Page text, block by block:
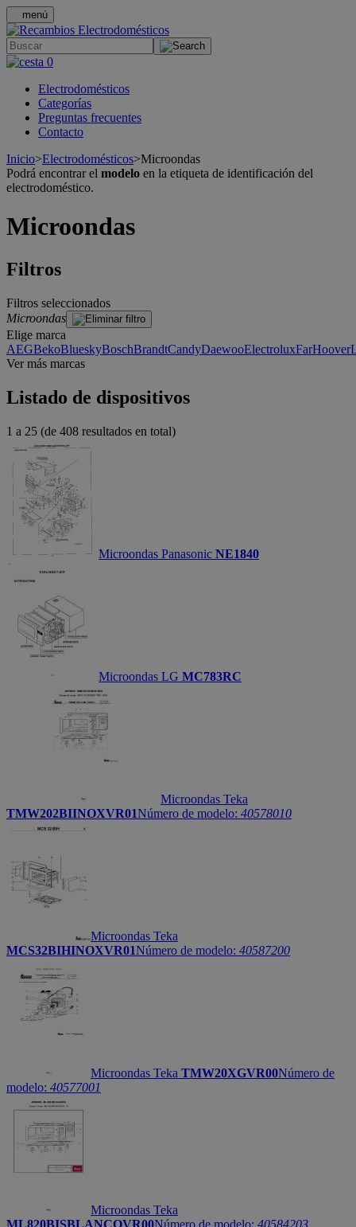
menú
0
Electrodomésticos
Categorías
Preguntas frecuentes
Contacto
Inicio>Electrodomésticos>Microondas
Podrá encontrar el modelo en la etiqueta de identificación del
electrodoméstico.
Microondas
Filtros
Filtros seleccionados
Microondas
Elige marca
AEGBekoBlueskyBoschBrandtCandyDaewooElectroluxFarHoover
Ver más marcas
Listado de dispositivos
1 a 25 (de 408 resultados en total)
Microondas Panasonic NE1840
Microondas LG MC783RC
Microondas Teka
TMW202BIINOXVR01Número de modelo: 40578010
Microondas Teka
MCS32BIHINOXVR01Número de modelo: 40587200
Microondas Teka TMW20XGVR00Número de
modelo: 40577001
Microondas Teka
ML820BISBLANCOVR00Número de modelo: 40584203